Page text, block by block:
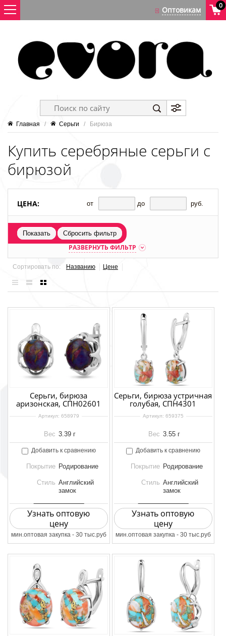
0
Главная / Серьги /   Бирюза
Купить серебряные серьги с
бирюзой
ЦЕНА: от до руб.
Показать Сбросить фильтр
РАЗВЕРНУТЬ ФИЛЬТР
Сортировать по: Названию Цене
Серьги, бирюза
аризонская, СПН02601
Артикул: 658979
Вес 3.39 г
Добавить к сравнению
Покрытие Родирование
Стиль Английский
замок
Узнать оптовую
цену
мин.оптовая закупка - 30 тыс.руб
Серьги, бирюза устричная
голубая, СПН4301
Артикул: 659375
Вес 3.55 г
Добавить к сравнению
Покрытие Родирование
Стиль Английский
замок
Узнать оптовую
цену
мин.оптовая закупка - 30 тыс.руб